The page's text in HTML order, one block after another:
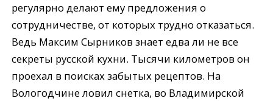
регулярно делают ему предложения о
сотрудничестве, от которых трудно отказаться.
Ведь Максим Сырников знает едва ли не все
секреты русской кухни. Тысячи километров он
проехал в поисках забытых рецептов. На
Вологодчине ловил снетка, во Владимирской